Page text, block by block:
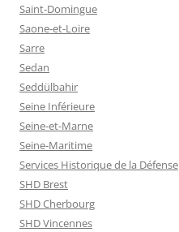
Saint-Domingue
Saone-et-Loire
Sarre
Sedan
Seddülbahir
Seine Inférieure
Seine-et-Marne
Seine-Maritime
Services Historique de la Défense
SHD Brest
SHD Cherbourg
SHD Vincennes